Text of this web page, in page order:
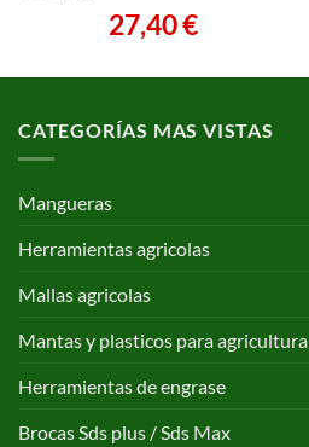
27,40€
CATEGORÍAS MAS VISTAS
Mangueras
Herramientas agricolas
Mallas agricolas
Mantas y plasticos para agricultura
Herramientas de engrase
Brocas Sds plus / Sds Max